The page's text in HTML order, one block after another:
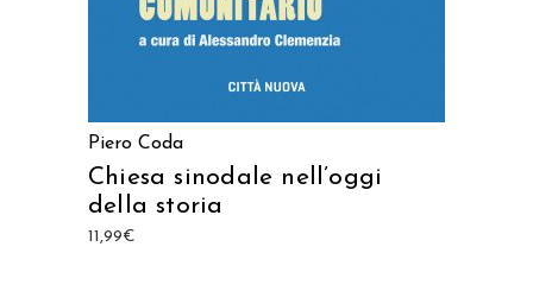
Piero Coda
Chiesa sinodale nell’oggi
della storia
11,99€